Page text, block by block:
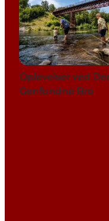
Oplevelser ved
Genfundne Bro